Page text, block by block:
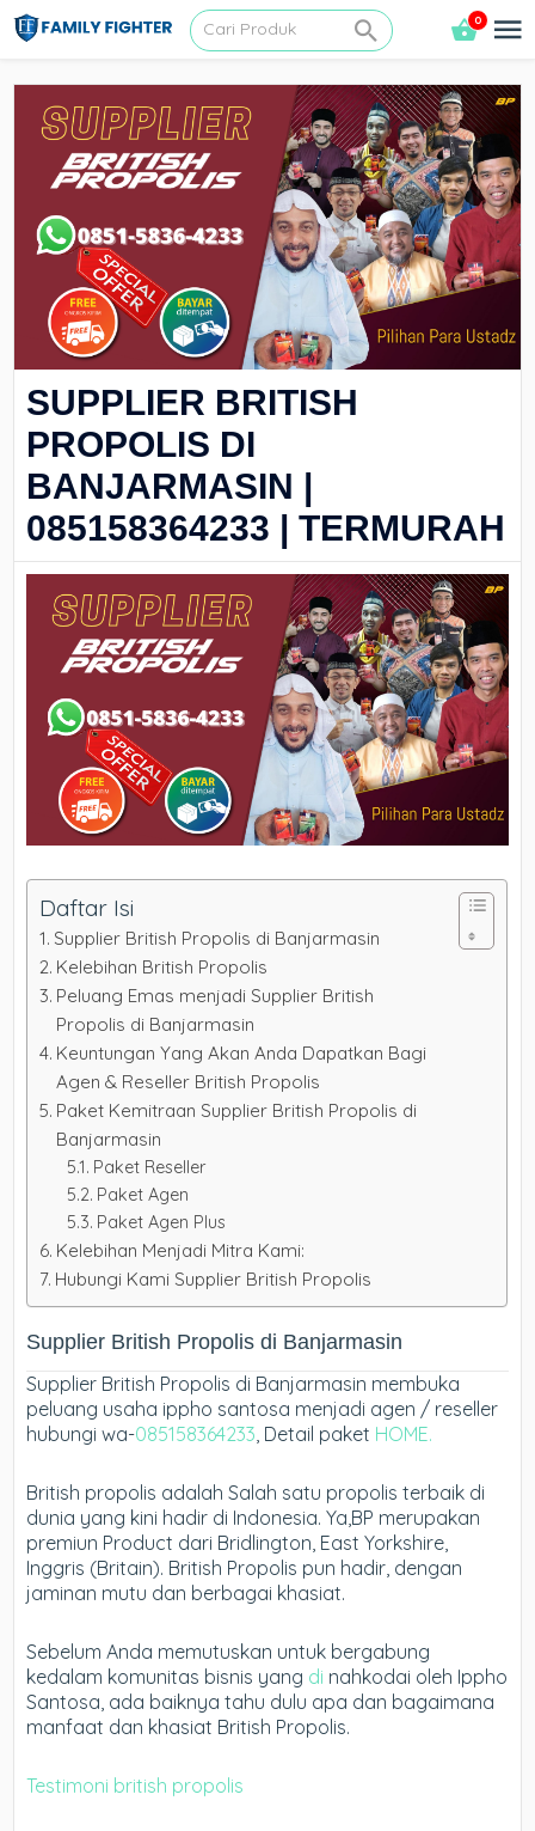
0
SUPPLIER BRITISH
PROPOLIS DI
BANJARMASIN |
085158364233 | TERMURAH
Daftar Isi
Supplier British Propolis di Banjarmasin
Kelebihan British Propolis
Peluang Emas menjadi Supplier British
Propolis di Banjarmasin
Keuntungan Yang Akan Anda Dapatkan Bagi
Agen & Reseller British Propolis
Paket Kemitraan Supplier British Propolis di
Banjarmasin
Paket Reseller
Paket Agen
Paket Agen Plus
Kelebihan Menjadi Mitra Kami:
Hubungi Kami Supplier British Propolis
Supplier British Propolis di Banjarmasin
Supplier British Propolis di Banjarmasin membuka
peluang usaha ippho santosa menjadi agen / reseller
hubungi wa-085158364233, Detail paket HOME.
British propolis adalah Salah satu propolis terbaik di
dunia yang kini hadir di Indonesia. Ya,BP merupakan
premiun Product dari Bridlington, East Yorkshire,
Inggris (Britain). British Propolis pun hadir, dengan
jaminan mutu dan berbagai khasiat.
Sebelum Anda memutuskan untuk bergabung
kedalam komunitas bisnis yang di nahkodai oleh Ippho
Santosa, ada baiknya tahu dulu apa dan bagaimana
manfaat dan khasiat British Propolis.
Testimoni british propolis